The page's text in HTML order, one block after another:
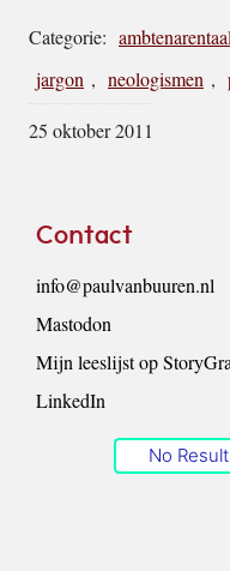
Categorie: ambtenarentaal
jargon , neologismen ,
25 oktober 2011
Contact
info@paulvanbuuren.nl
Mastodon
Mijn leeslijst op
LinkedIn
No Result